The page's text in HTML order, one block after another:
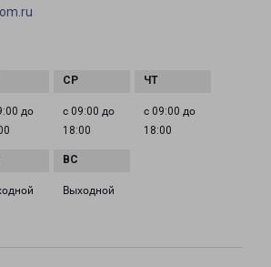
до
с 09:00 до
18:00
с 09:00 до
18:00
Выходной